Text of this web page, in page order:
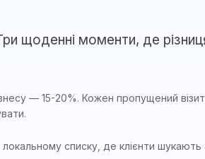
щоденні моменти, де
— 15-20%. Кожен пропущений
списку, де клієнти шукають